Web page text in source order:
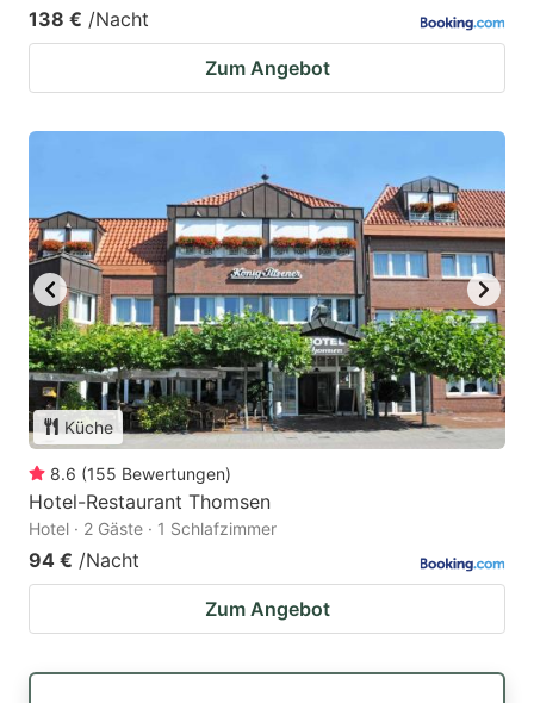
138 € /Nacht
Zum Angebot
Küche
8.6 (155 Bewertungen)
Hotel-Restaurant Thomsen
Hotel · 2 Gäste · 1 Schlafzimmer
94 € /Nacht
Zum Angebot